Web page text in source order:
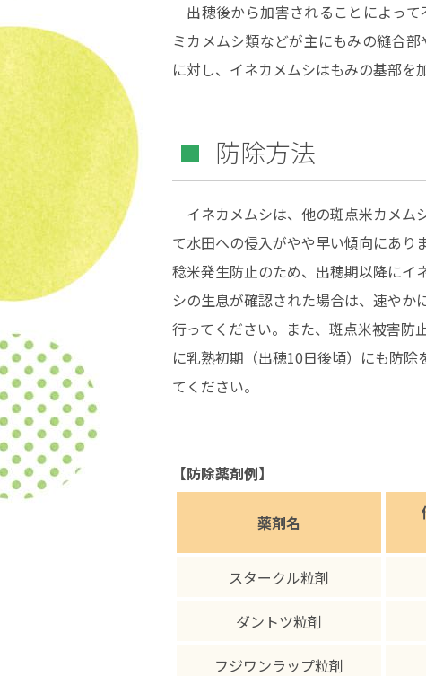
出穂後から加害されることによっ
ミカメムシ類などが主にもみの縫合
に対し、イネカメムシはもみの基部を
防除方法
イネカメムシは、他の斑点米カメム
て水田への侵入がやや早い傾向にあり
稔米発生防止のため、出穂期以降にイ
シの生息が確認された場合は、速やか
行ってください。また、斑点米被害防
に乳熟初期（出穂10日後頃）にも防除
てください。
【防除薬剤例】
薬剤名
スタークル粒剤
ダントツ粒剤
フジワンラップ粒剤